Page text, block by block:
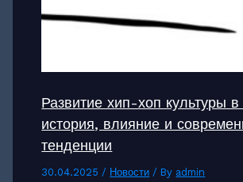
Развитие хип-хоп культуры
история, влияние и
тенденции
30.04.2025 / Новости / By admin